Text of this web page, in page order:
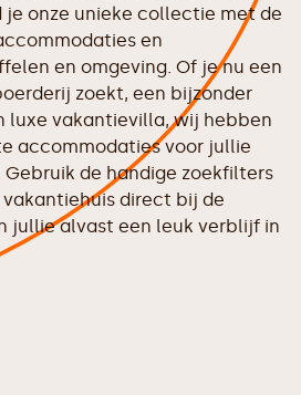
je onze unieke collectie met de
en
en omgeving. Of je nu een
zoekt, een bijzonder
luxe vakantievilla, wij hebben
accommodaties voor jullie
de handige zoekfilters
direct bij de
jullie alvast een leuk verblijf in